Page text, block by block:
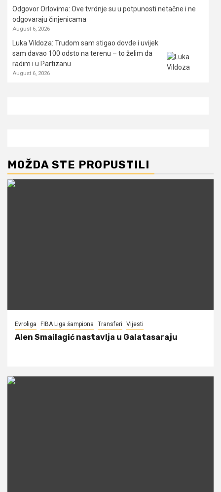
Odgovor Orlovima: ​Ove tvrdnje su u potpunosti netačne i ne
odgovaraju činjenicama
August 6, 2026
Luka Vildoza: Trudom sam stigao dovde i uvijek
sam davao 100 odsto na terenu – to želim da
radim i u Partizanu
August 6, 2026
MOŽDA STE PROPUSTILI
Evroliga FIBA Liga šampiona Transferi Vijesti
Alen Smailagić nastavlja u Galatasaraju